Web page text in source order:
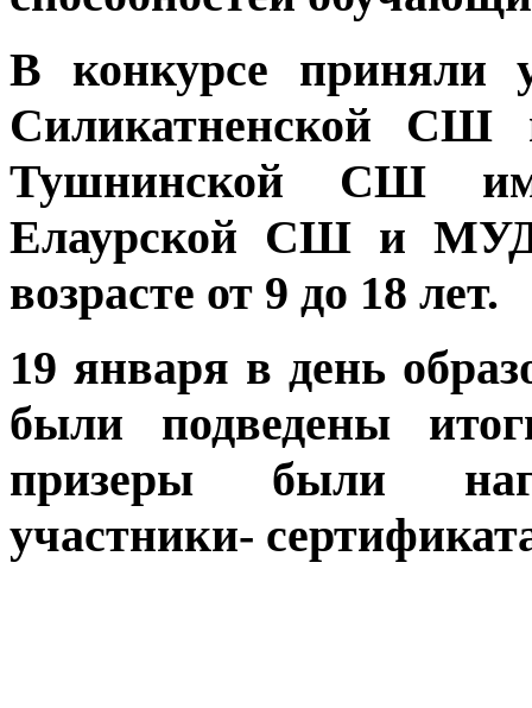
В конкурсе приняли
Силикатненской
Тушнинской СШ
Елаурской СШ и
возрасте от 9 до 18 лет.
19 января в день
были подведены
призеры были
участники-